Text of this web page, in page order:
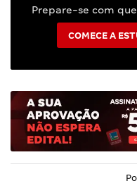
Prepare-se com
COMECE A